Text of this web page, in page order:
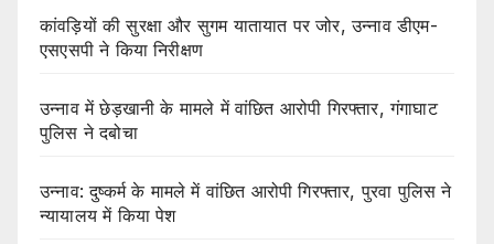
कांवड़ियों की सुरक्षा और सुगम यातायात पर जोर, उन्नाव डीएम-
एसएसपी ने किया निरीक्षण
उन्नाव में छेड़खानी के मामले में वांछित आरोपी गिरफ्तार, गंगाघाट
पुलिस ने दबोचा
उन्नाव: दुष्कर्म के मामले में वांछित आरोपी गिरफ्तार, पुरवा पुलिस ने
न्यायालय में किया पेश